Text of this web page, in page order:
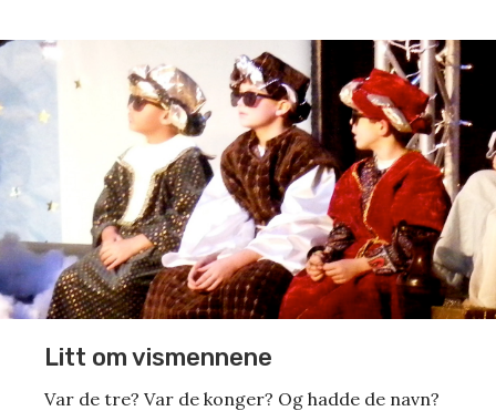
Litt om vismennene
Var de tre? Var de konger? Og hadde de navn?